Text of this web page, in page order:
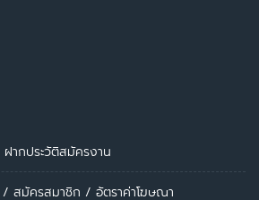
ฝากประวัติสมัครงาน
/ สมัครสมาชิก / อัตราค่าโฆษณา